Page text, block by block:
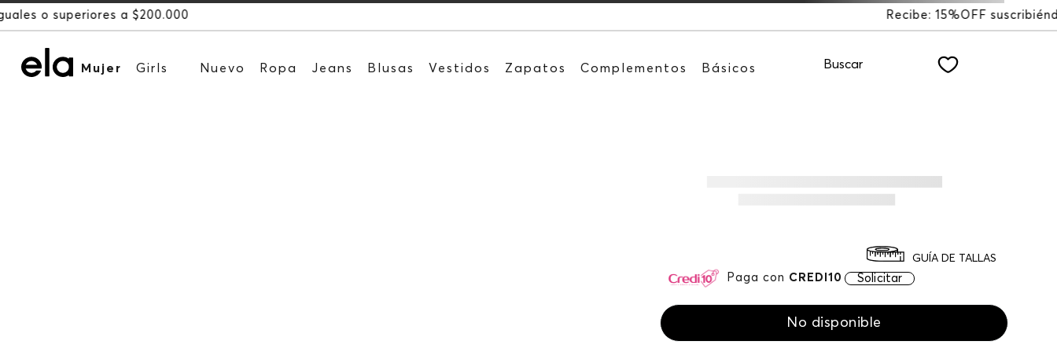
Recibe: 15%OFF suscribiéndote a nuestro NEWSLETTER
Mujer Girls Nuevo Ropa Jeans Blusas Vestidos Zapatos Complementos Básicos Buscar
Paga con CREDI10 Solicitar
GUÍA DE TALLAS
No disponible